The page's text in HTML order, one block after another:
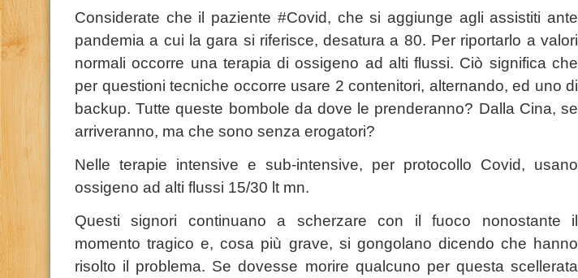
Considerate che il paziente #Covid, che si aggiunge agli assistiti ante
pandemia a cui la gara si riferisce, desatura a 80. Per riportarlo a valori
normali occorre una terapia di ossigeno ad alti flussi. Ciò significa che
per questioni tecniche occorre usare 2 contenitori, alternando, ed uno di
backup. Tutte queste bombole da dove le prenderanno? Dalla Cina, se
arriveranno, ma che sono senza erogatori?
Nelle terapie intensive e sub-intensive, per protocollo Covid, usano
ossigeno ad alti flussi 15/30 lt mn.
Questi signori continuano a scherzare con il fuoco nonostante il
momento tragico e, cosa più grave, si gongolano dicendo che hanno
risolto il problema. Se dovesse morire qualcuno per questa scellerata